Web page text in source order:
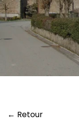
← Retour